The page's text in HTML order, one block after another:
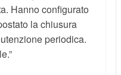
Hanno configurato
la chiusura
periodica.